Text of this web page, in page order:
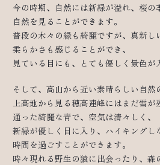
今の時期、自然には新緑が溢れ、桜の
自然を見ることができます。
普段の木々の緑も綺麗ですが、真新し
柔らかさも感じることができ、
見ている目にも、とても優しく景色が
そして、高山から近い素晴らしい自然
上高地から見る穂高連峰にはまだ雪
通った綺麗な青で、空気は清々しく、
新緑が優しく目に入り、ハイキングし
時間を過ごすことができます。
時々現れる野生の猿に出会ったり、森